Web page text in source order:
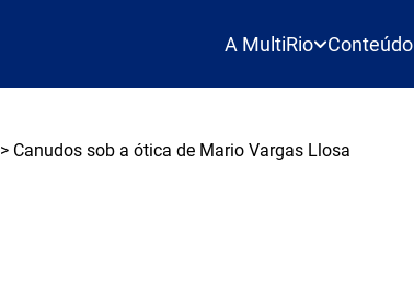
A MultiRio Conteúdo
> Canudos sob a ótica de Mario Vargas Llosa